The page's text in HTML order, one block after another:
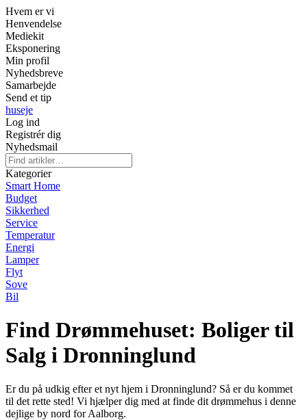
Hvem er vi
Henvendelse
Mediekit
Eksponering
Min profil
Nyhedsbreve
Samarbejde
Send et tip
huseje
Log ind
Registrér dig
Nyhedsmail
Kategorier
Smart Home
Budget
Sikkerhed
Service
Temperatur
Energi
Lamper
Flyt
Sove
Bil
Find Drømmehuset: Boliger til
Salg i Dronninglund
Er du på udkig efter et nyt hjem i Dronninglund? Så er du kommet
til det rette sted! Vi hjælper dig med at finde dit drømmehus i denne
dejlige by nord for Aalborg.